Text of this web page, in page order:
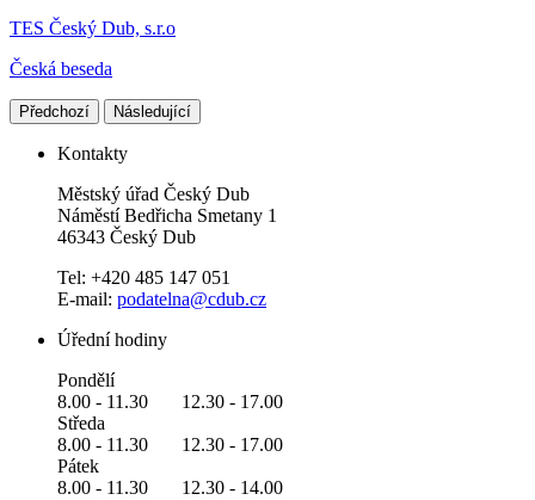
TES Český Dub, s.r.o
Česká beseda
Předchozí Následující
Kontakty
Městský úřad Český Dub
Náměstí Bedřicha Smetany 1
46343 Český Dub
Tel: +420 485 147 051
E-mail: podatelna@cdub.cz
Úřední hodiny
Pondělí
8.00 - 11.30 12.30 - 17.00
Středa
8.00 - 11.30 12.30 - 17.00
Pátek
8.00 - 11.30 12.30 - 14.00